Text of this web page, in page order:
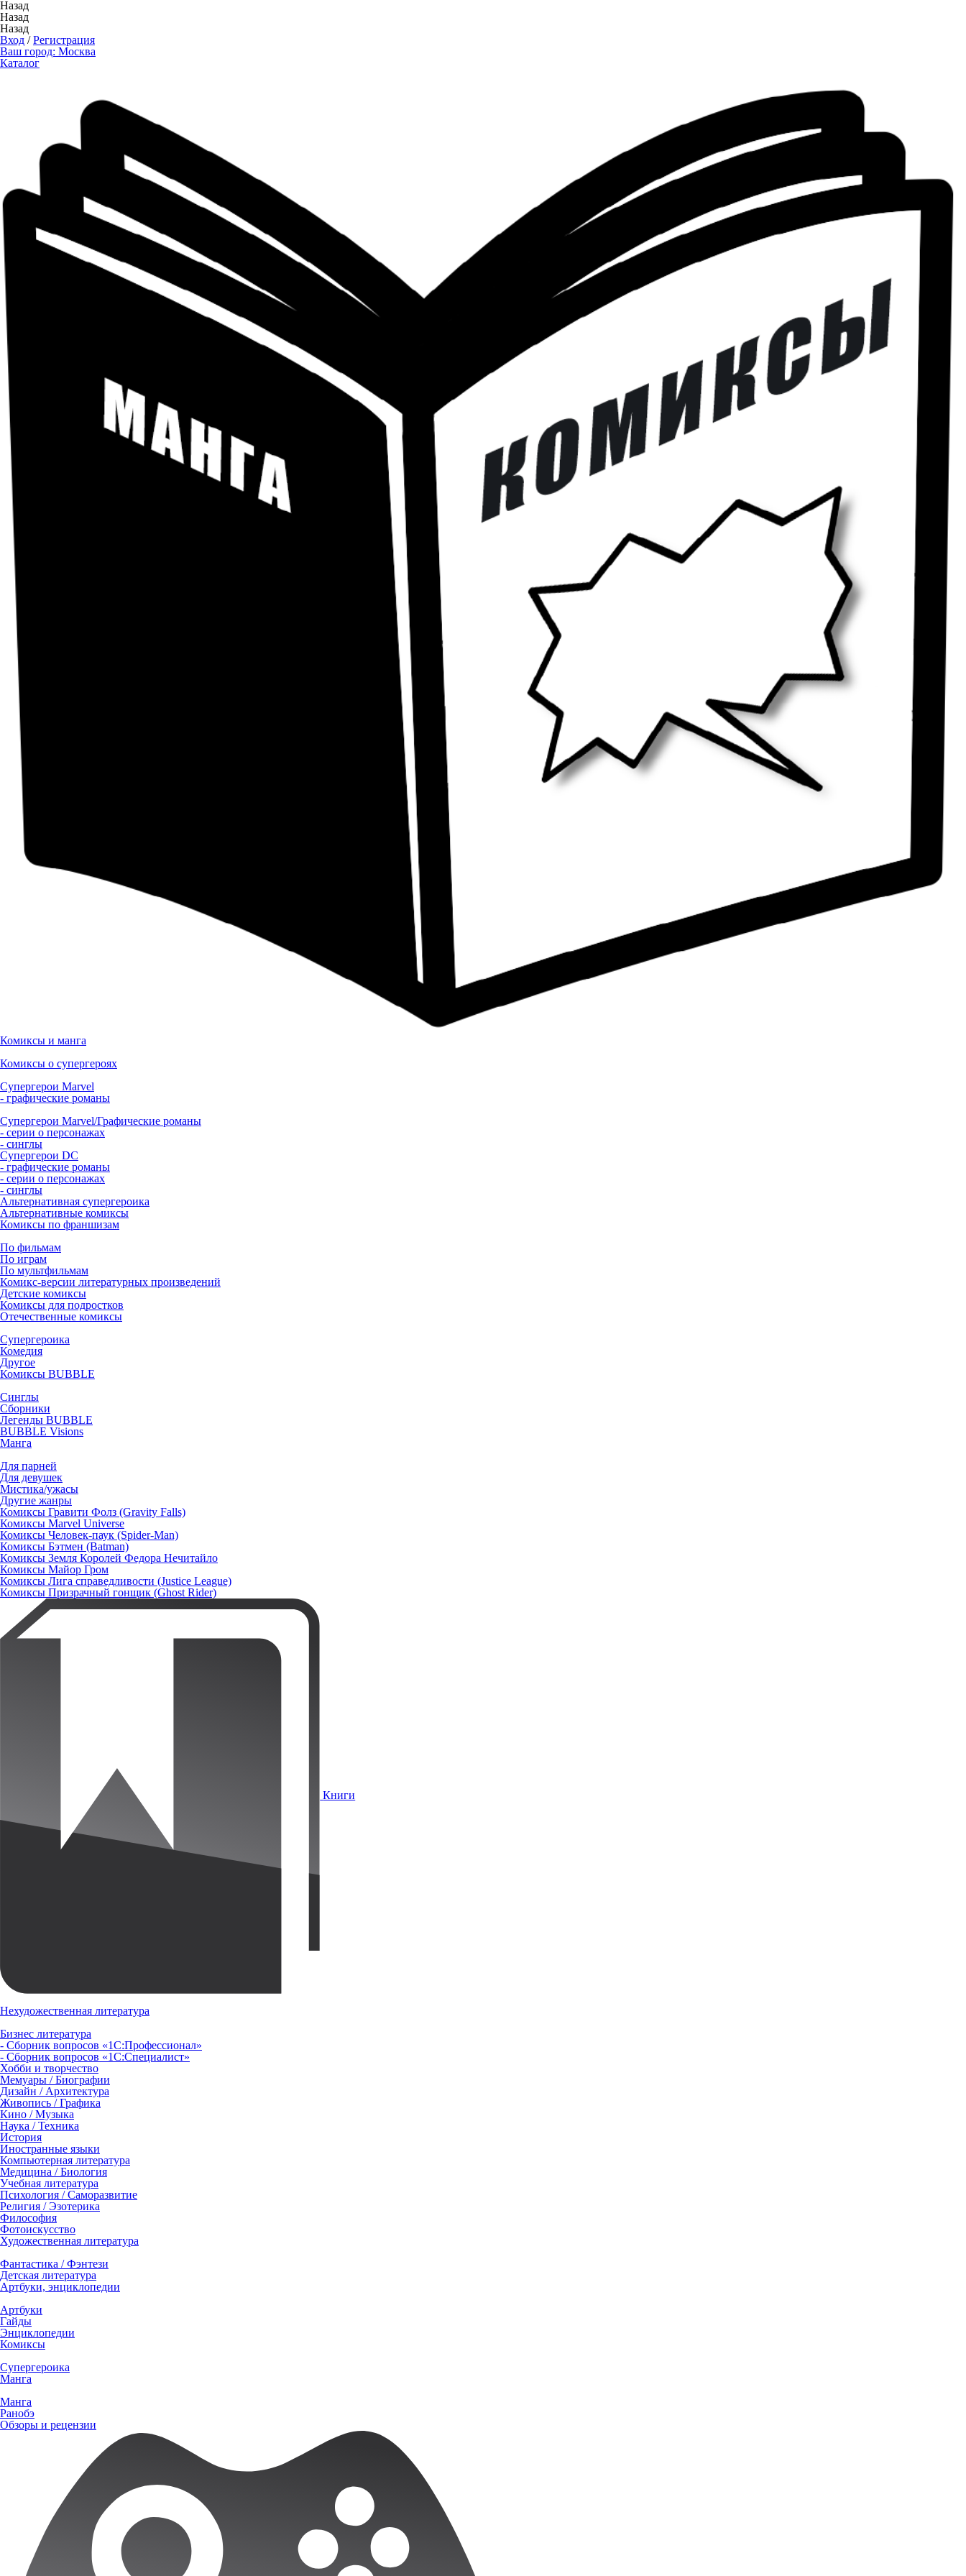
Назад
Назад
Назад
Вход /Регистрация
Ваш город: Москва
Каталог
Комиксы и манга
Комиксы о супергероях
Супергерои Marvel
- графические романы
Супергерои Marvel/Графические романы
- серии о персонажах
- синглы
Супергерои DC
- графические романы
- серии о персонажах
- синглы
Альтернативная супергероика
Альтернативные комиксы
Комиксы по франшизам
По фильмам
По играм
По мультфильмам
Комикс-версии литературных произведений
Детские комиксы
Комиксы для подростков
Отечественные комиксы
Супергероика
Комедия
Другое
Комиксы BUBBLE
Синглы
Сборники
Легенды BUBBLE
BUBBLE Visions
Манга
Для парней
Для девушек
Мистика/ужасы
Другие жанры
Комиксы Гравити Фолз (Gravity Falls)
Комиксы Marvel Universe
Комиксы Человек-паук (Spider-Man)
Комиксы Бэтмен (Batman)
Комиксы Земля Королей Федора Нечитайло
Комиксы Майор Гром
Комиксы Лига справедливости (Justice League)
Комиксы Призрачный гонщик (Ghost Rider)
Книги
Нехудожественная литература
Бизнес литература
- Сборник вопросов «1С:Профессионал»
- Сборник вопросов «1С:Специалист»
Хобби и творчество
Мемуары / Биографии
Дизайн / Архитектура
Живопись / Графика
Кино / Музыка
Наука / Техника
История
Иностранные языки
Компьютерная литература
Медицина / Биология
Учебная литература
Психология / Саморазвитие
Религия / Эзотерика
Философия
Фотоискусство
Художественная литература
Фантастика / Фэнтези
Детская литература
Артбуки, энциклопедии
Артбуки
Гайды
Энциклопедии
Комиксы
Супергероика
Манга
Манга
Ранобэ
Обзоры и рецензии